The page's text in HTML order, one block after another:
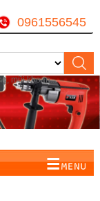
mũi khoan...
0961556545